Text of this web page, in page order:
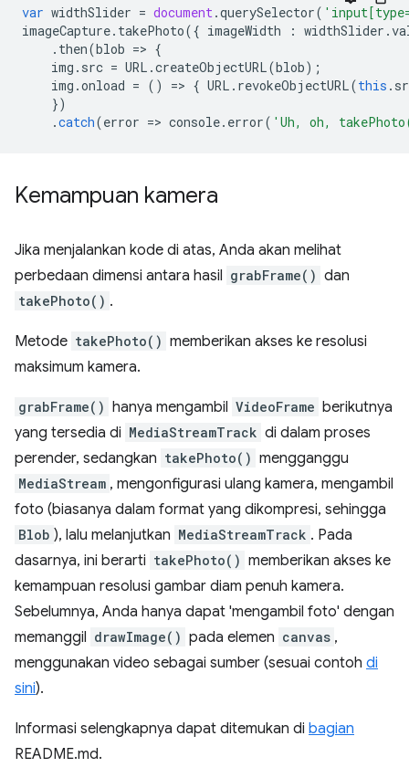
var widthSlider = document.querySelector(
imageCapture. takePhoto({ imageWidth : widthSlider .
. then(blob => {
img . src = URL .createObjectURL(blob);
img .onload = () => { URL . revokeObjectURL(this .
})
.catch(error => console. error( 'Uh, oh,
Kemampuan kamera
Jika menjalankan kode di atas, Anda akan melihat
perbedaan dimensi antara hasil grabFrame() dan
takePhoto() .
Metode takePhoto() memberikan akses ke resolusi
maksimum kamera.
grabFrame() hanya mengambil VideoFrame berikutnya
yang tersedia di MediaStreamTrack di dalam proses
perender, sedangkan takePhoto() mengganggu
MediaStream , mengonfigurasi ulang kamera, mengambil
foto (biasanya dalam format yang dikompresi, sehingga
Blob ), lalu melanjutkan MediaStreamTrack . Pada
dasarnya, ini berarti takePhoto() memberikan akses ke
kemampuan resolusi gambar diam penuh kamera.
Sebelumnya, Anda hanya dapat 'mengambil foto' dengan
memanggil drawImage() pada elemen canvas ,
menggunakan video sebagai sumber (sesuai contoh di
sini).
Informasi selengkapnya dapat ditemukan di bagian
README.md.